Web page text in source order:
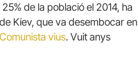
de la població el 2014, ha
Kíev, que va desembocar en
vius. Vuit anys